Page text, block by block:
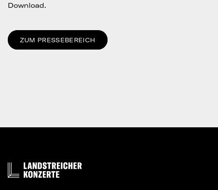
Download.
ZUM PRESSEBEREICH